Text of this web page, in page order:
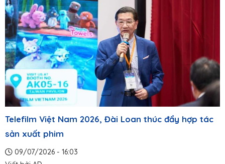
Telefilm Việt Nam 2026, Đài Loan thúc đẩy hợp tác
sản xuất phim
09/07/2026 - 16:03